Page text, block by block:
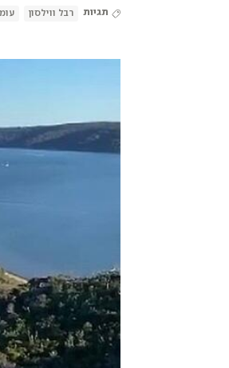
תגיות רבל ווילסון